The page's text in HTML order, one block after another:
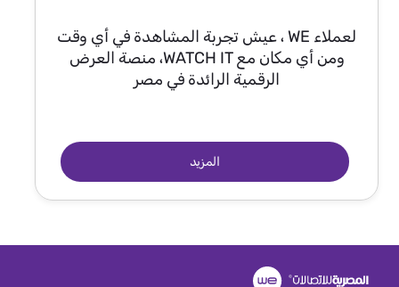
لعملاء WE ، عيش تجربة المشاهدة في أي وقت
ومن أي مكان مع WATCH IT، منصة العرض
الرقمية الرائدة في مصر
المزيد